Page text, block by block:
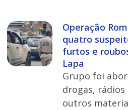
Operação
quatro
furtos e
Lapa
Grupo foi
drogas, rádios
outros